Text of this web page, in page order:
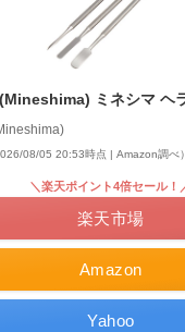
ミネシマ ヘ
08/05 20:53時点 | Amazon調べ）
Amazon
＼楽天ポイント4倍セール！
楽天市場
Yahoo